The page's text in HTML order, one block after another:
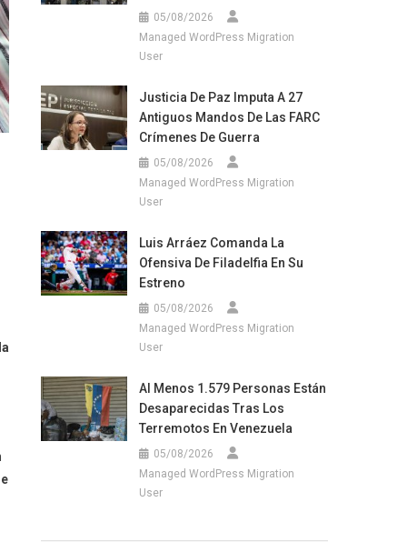
05/08/2026
Managed WordPress Migration
User
Justicia De Paz Imputa A 27
Antiguos Mandos De Las FARC
Crímenes De Guerra
05/08/2026
Managed WordPress Migration
User
Luis Arráez Comanda La
Ofensiva De Filadelfia En Su
Estreno
05/08/2026
Managed WordPress Migration
User
Al Menos 1.579 Personas Están
Desaparecidas Tras Los
Terremotos En Venezuela
05/08/2026
Managed WordPress Migration
User